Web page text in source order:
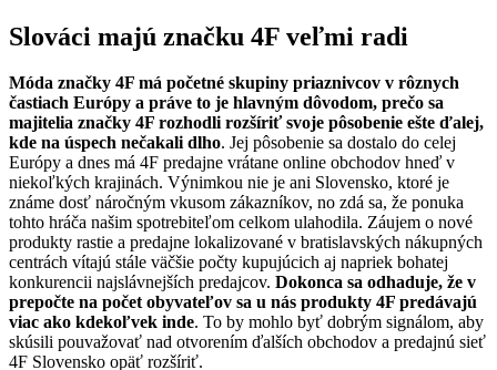
Slováci majú značku 4F veľmi radi
Móda značky 4F má početné skupiny priaznivcov v rôznych
častiach Európy a práve to je hlavným dôvodom, prečo sa
majitelia značky 4F rozhodli rozšíriť svoje pôsobenie ešte ďalej,
kde na úspech nečakali dlho. Jej pôsobenie sa dostalo do celej
Európy a dnes má 4F predajne vrátane online obchodov hneď v
niekoľkých krajinách. Výnimkou nie je ani Slovensko, ktoré je
známe dosť náročným vkusom zákazníkov, no zdá sa, že ponuka
tohto hráča našim spotrebiteľom celkom ulahodila. Záujem o nové
produkty rastie a predajne lokalizované v bratislavských nákupných
centrách vítajú stále väčšie počty kupujúcich aj napriek bohatej
konkurencii najslávnejších predajcov. Dokonca sa odhaduje, že v
prepočte na počet obyvateľov sa u nás produkty 4F predávajú
viac ako kdekoľvek inde. To by mohlo byť dobrým signálom, aby
skúsili pouvažovať nad otvorením ďalších obchodov a predajnú sieť
4F Slovensko opäť rozšíriť.